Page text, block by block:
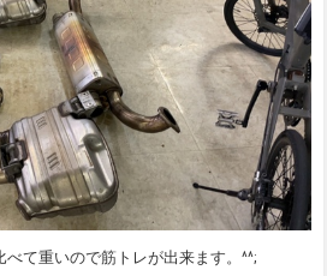
て重いので筋トレが出来ます。^^;